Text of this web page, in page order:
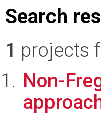
Search
1 projects
Non-